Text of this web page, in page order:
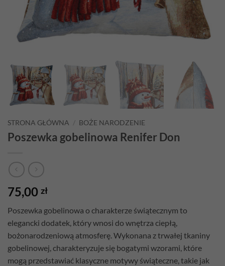
STRONA GŁÓWNA / BOŻE NARODZENIE
Poszewka gobelinowa Renifer Don
75,00 zł
Poszewka gobelinowa o charakterze świątecznym to
elegancki dodatek, który wnosi do wnętrza ciepłą,
bożonarodzeniową atmosferę. Wykonana z trwałej tkaniny
gobelinowej, charakteryzuje się bogatymi wzorami, które
mogą przedstawiać klasyczne motywy świąteczne, takie jak